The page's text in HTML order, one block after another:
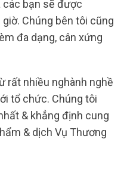
các bạn sẽ được
Chúng bên tôi cũng
đa dạng, cân xứng
rất nhiều nghành nghề
tổ chức. Chúng tôi
& khẳng định cung
& dịch Vụ Thương